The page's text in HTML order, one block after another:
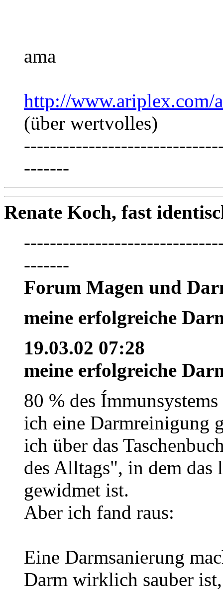
ama
http://www.ariplex.com/
(über wertvolles)
-------
Renate Koch, fast
-------
Forum Magen und
meine erfolgreiche
19.03.02 07:28
meine erfolgreiche
80 % des
ich eine Darmreinigung
ich über das
des Alltags", in dem das
gewidmet ist.
Aber ich fand raus:
Eine Darmsanierung
Darm wirklich sauber